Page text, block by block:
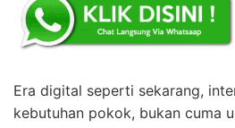
Era digital seperti sekarang,
kebutuhan pokok, bukan cuma